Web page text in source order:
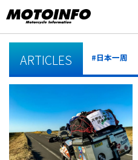
ARTICLES #日本一周